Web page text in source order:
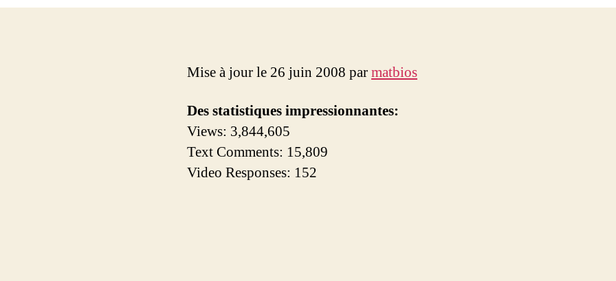
Mise à jour le 26 juin 2008 parmatbios
Des statistiques impressionnantes:
Views: 3,844,605
Text Comments: 15,809
Video Responses: 152